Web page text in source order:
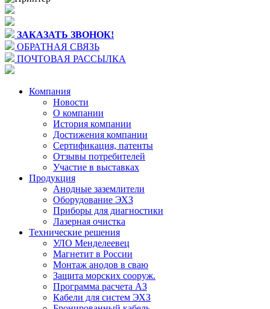
ЗАКАЗАТЬ ЗВОНОК!
ОБРАТНАЯ СВЯЗЬ
ПОЧТОВАЯ РАССЫЛКА
Компания
Новости
О компании
История компании
Достижения компании
Сертификация, патенты
Отзывы потребителей
Участие в выставках
Продукция
Анодные заземлители
Оборудование ЭХЗ
Приборы для диагностики
Лазерная очистка
Технические решения
УЛО Менделеевец
Магнетит в России
Монтаж анодов в сваю
Защита морских сооруж.
Программа расчета АЗ
Кабели для систем ЭХЗ